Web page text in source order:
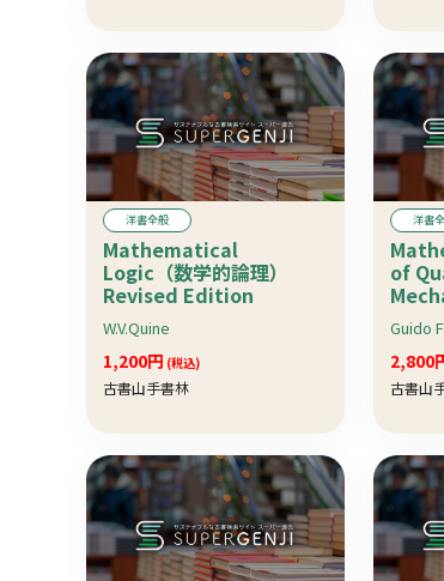
洋書全般
Mathematical
Logic（数学的論理）
Revised Edition
W.V.Quine
1,200円 (税込)
古書山手書林
洋書
of
数学
Guido
2,800
古書山